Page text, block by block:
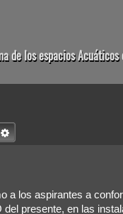
de los espacios Acuáticos
Búsqueda avanzada
a los aspirantes a
presente, en las